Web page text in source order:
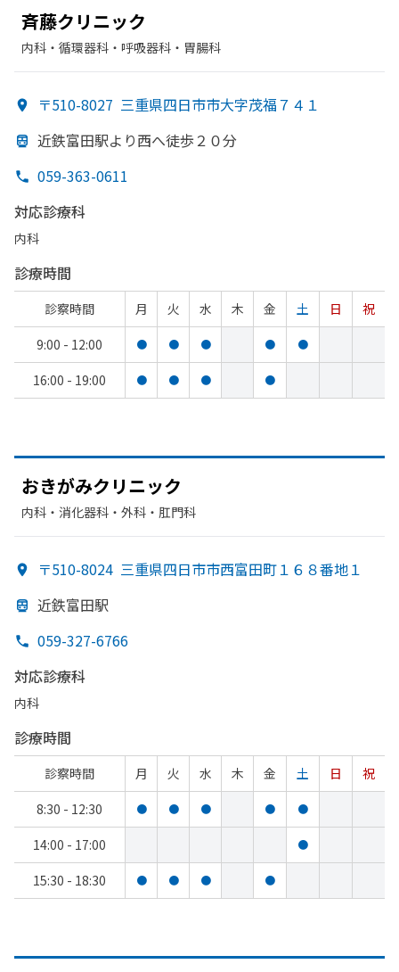
斉藤クリニック
内科・​循環器科・​呼吸器科・​胃腸科
〒510-8027 三重県四日市市大字茂福７４１
近鉄富田駅より西へ徒歩２０分
059-363-0611
対応診療科
内科
診療時間
診察時間 月 火 水 木 金 土 日
祝
9:00 - 12:00
● ● ● ● ●
16:00 - 19:00 ● ● ● ●
おきがみクリニック
内科・​消化器科・​外科・​肛門科
〒510-8024 三重県四日市市西富田町１６８番地１
近鉄富田駅
059-327-6766
対応診療科
内科
診療時間
診察時間 月 火 水 木 金 土 日
祝
8:30 - 12:30
● ● ● ● ●
14:00 - 17:00 ●
15:30 - 18:30 ● ● ● ●